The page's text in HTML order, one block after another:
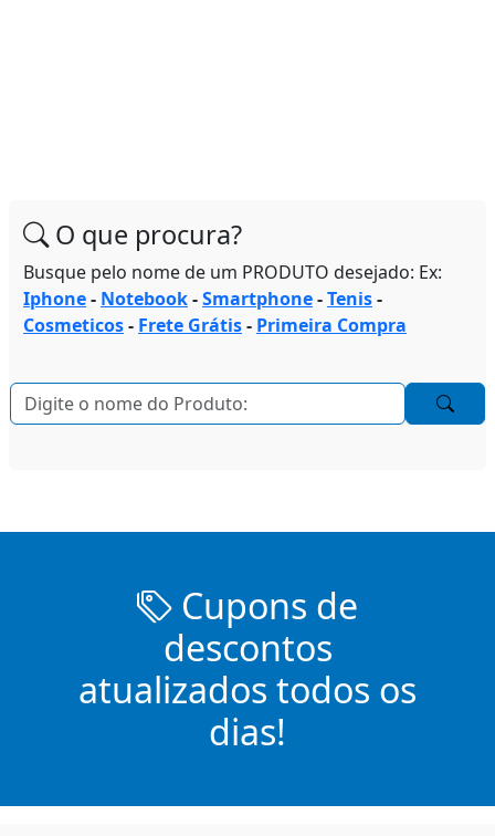
O que procura?
Busque pelo nome de um PRODUTO desejado: Ex:
Iphone- Notebook-Smartphone-Tenis-
Cosmeticos- Frete Grátis- Primeira Compra
Cupons de
descontos
atualizados todos os
dias!